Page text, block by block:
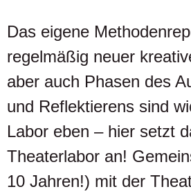
Das eigene
regelmäßig neuer
aber auch Phasen des
und Reflektierens sind
Labor eben – hier setzt
Theaterlabor an!
10 Jahren!) mit der